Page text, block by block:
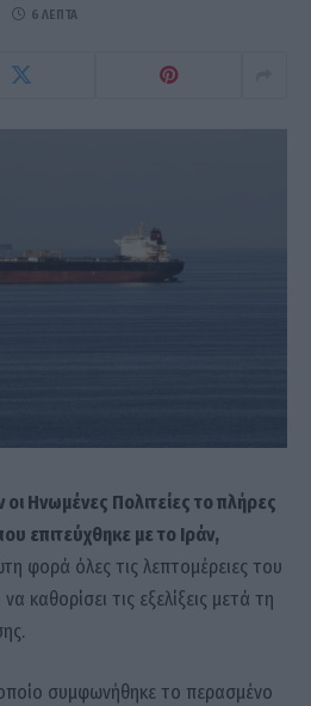
6 ΛΕΠΤΆ
Ηνωμένες Πολιτείες το πλήρες
επιτεύχθηκε με το Ιράν,
φορά όλες τις λεπτομέρειες του
καθορίσει τις εξελίξεις μετά τη
συμφωνήθηκε το περασμένο